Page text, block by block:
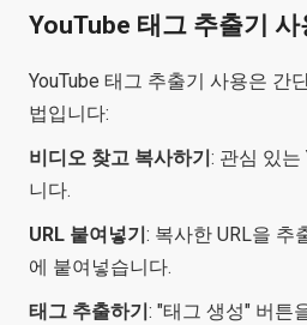
YouTube 태그 추출기 사
YouTube 태그 추출기 사용은 간
법입니다:
비디오 찾고 복사하기 : 관심 있는
니다.
URL 붙여넣기 : 복사한 URL을 추
에 붙여넣습니다.
태그 추출하기 : "태그 생성" 버튼